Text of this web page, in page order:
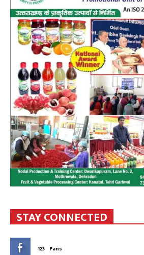
STAY CONNECTED
123 Fans